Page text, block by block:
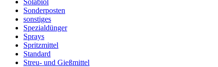
Solabiol
Sonderposten
sonstiges
Spezialdünger
Sprays
Spritzmittel
Standard
Streu- und Gießmittel